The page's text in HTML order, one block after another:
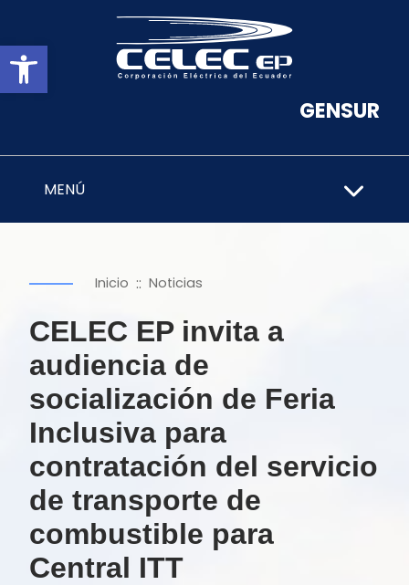
Abrir barra de herramientas
GENSUR
MENÚ
Inicio :: Noticias
CELEC EP invita a
audiencia de
socialización de Feria
Inclusiva para
contratación del servicio
de transporte de
combustible para
Central ITT